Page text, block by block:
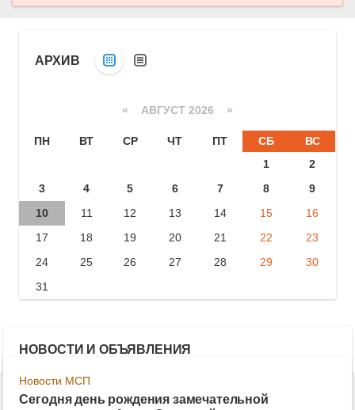
АРХИВ
« АВГУСТ 2026 »
ПН ВТ СР ЧТ ПТ СБ
ВС
1
2
3
4 5 6 7 8
9
10
11 12 13 14 15
16
17
18 19 20 21 22
23
24
25 26 27 28 29
30
31
НОВОСТИ И ОБЪЯВЛЕНИЯ
Новости МСП
Сегодня день рождения замечательной